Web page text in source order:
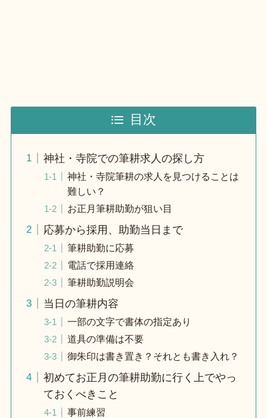
目次
神社・寺院での筆耕求人の探し方
神社・寺院筆耕の求人を見つけることは
難しい？
お正月筆耕助勤が狙い目
応募から採用、助勤当日まで
筆耕助勤に応募
電話で採用連絡
筆耕助勤説明会
当日の筆耕内容
一部の文字で書体の指定あり
道具の準備は不要
御朱印は書き置き？それとも書き入れ？
初めてお正月の筆耕助勤に行く上でやっ
ておくべきこと
事前練習